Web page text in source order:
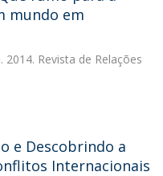
mundo em
Revista de Relações
e Descobrindo a
Internacionais